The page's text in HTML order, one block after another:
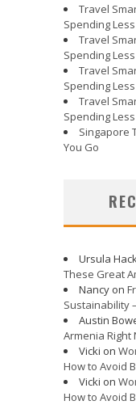
Travel
Spending Less
Travel
Spending Less
Travel
Spending Less
Travel
Spending Less
Singapore
You Go
Ursula
These Great
Nancy on
Sustainability
Austin
Armenia Right
Vicki on
How to Avoid
Vicki on
How to Avoid